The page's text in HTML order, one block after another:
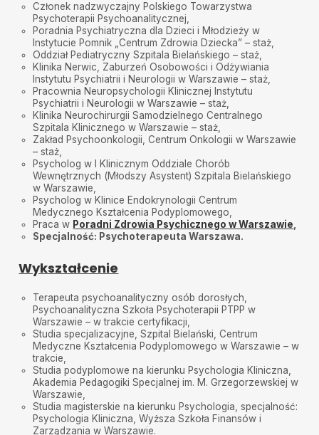
Członek nadzwyczajny Polskiego Towarzystwa
Psychoterapii Psychoanalitycznej,
Poradnia Psychiatryczna dla Dzieci i Młodzieży w
Instytucie Pomnik „Centrum Zdrowia Dziecka” – staż,
Oddział Pediatryczny Szpitala Bielańskiego – staż,
Klinika Nerwic, Zaburzeń Osobowości i Odżywiania
Instytutu Psychiatrii i Neurologii w Warszawie – staż,
Pracownia Neuropsychologii Klinicznej Instytutu
Psychiatrii i Neurologii w Warszawie – staż,
Klinika Neurochirurgii Samodzielnego Centralnego
Szpitala Klinicznego w Warszawie – staż,
Zakład Psychoonkologii, Centrum Onkologii w Warszawie
– staż,
Psycholog w I Klinicznym Oddziale Chorób
Wewnętrznych (Młodszy Asystent) Szpitala Bielańskiego
w Warszawie,
Psycholog w Klinice Endokrynologii Centrum
Medycznego Kształcenia Podyplomowego,
Praca w Poradni Zdrowia Psychicznego w Warszawie,
Specjalność: PsychoterapeutaWarszawa.
Wykształcenie
Terapeuta psychoanalityczny osób dorosłych,
Psychoanalityczna Szkoła Psychoterapii PTPP w
Warszawie – w trakcie certyfikacji,
Studia specjalizacyjne, Szpital Bielański, Centrum
Medyczne Kształcenia Podyplomowego w Warszawie – w
trakcie,
Studia podyplomowe na kierunku Psychologia Kliniczna,
Akademia Pedagogiki Specjalnej im. M. Grzegorzewskiej w
Warszawie,
Studia magisterskie na kierunku Psychologia, specjalność:
Psychologia Kliniczna, Wyższa Szkoła Finansów i
Zarządzania w Warszawie.